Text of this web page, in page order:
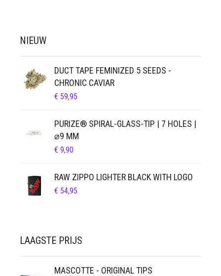
NIEUW
DUCT TAPE FEMINIZED 5 SEEDS -
CHRONIC CAVIAR
€ 59,95
PURIZE® SPIRAL-GLASS-TIP | 7 HOLES |
⌀9 MM
€ 9,90
RAW ZIPPO LIGHTER BLACK WITH LOGO
€ 54,95
LAAGSTE PRIJS
MASCOTTE - ORIGINAL TIPS